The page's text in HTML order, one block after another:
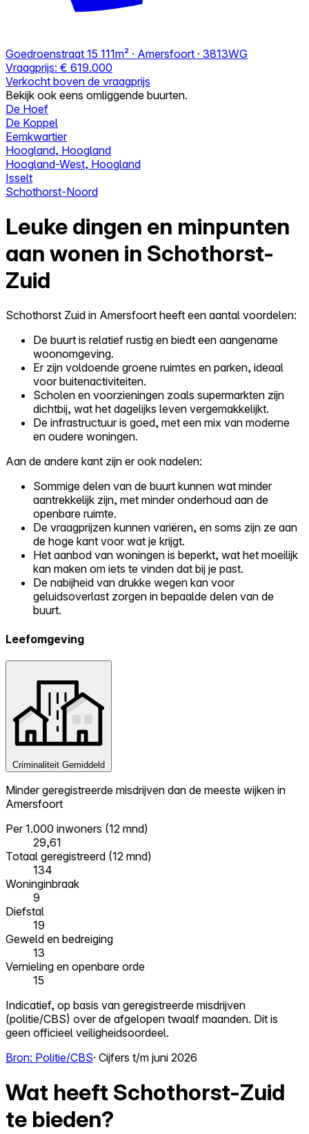
Goedroenstraat 15 111m² · Amersfoort · 3813WG
Vraagprijs: € 619.000
Verkocht boven de vraagprijs
Bekijk ook eens omliggende buurten.
De Hoef
De Koppel
Eemkwartier
Hoogland, Hoogland
Hoogland-West, Hoogland
Isselt
Schothorst-Noord
Leuke dingen en minpunten
aan wonen in Schothorst-
Zuid
Schothorst Zuid in Amersfoort heeft een aantal voordelen:
De buurt is relatief rustig en biedt een aangename
woonomgeving.
Er zijn voldoende groene ruimtes en parken, ideaal
voor buitenactiviteiten.
Scholen en voorzieningen zoals supermarkten zijn
dichtbij, wat het dagelijks leven vergemakkelijkt.
De infrastructuur is goed, met een mix van moderne
en oudere woningen.
Aan de andere kant zijn er ook nadelen:
Sommige delen van de buurt kunnen wat minder
aantrekkelijk zijn, met minder onderhoud aan de
openbare ruimte.
De vraagprijzen kunnen variëren, en soms zijn ze aan
de hoge kant voor wat je krijgt.
Het aanbod van woningen is beperkt, wat het moeilijk
kan maken om iets te vinden dat bij je past.
De nabijheid van drukke wegen kan voor
geluidsoverlast zorgen in bepaalde delen van de
buurt.
Leefomgeving
Criminaliteit Gemiddeld
Minder geregistreerde misdrijven dan de meeste wijken in
Amersfoort
Per 1.000 inwoners (12 mnd)
29,61
Totaal geregistreerd (12 mnd)
134
Woninginbraak
9
Diefstal
19
Geweld en bedreiging
13
Vernieling en openbare orde
15
Indicatief, op basis van geregistreerde misdrijven
(politie/CBS) over de afgelopen twaalf maanden. Dit is
geen officieel veiligheidsoordeel.
Bron: Politie/CBS· Cijfers t/m juni 2026
Wat heeft Schothorst-Zuid
te bieden?